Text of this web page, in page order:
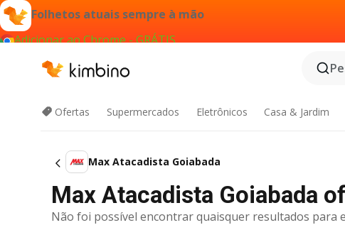
Folhetos atuais sempre à mão
Adicionar ao Chrome - GRÁTIS
Ofertas Supermercados Eletrônicos Casa & Jardim
Max Atacadista Goiabada
Max Atacadista Goiabada
Não foi possível encontrar quaisquer resultados para